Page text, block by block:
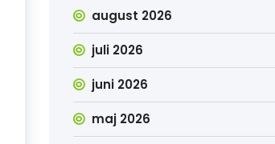
august 2026
juli 2026
juni 2026
maj 2026